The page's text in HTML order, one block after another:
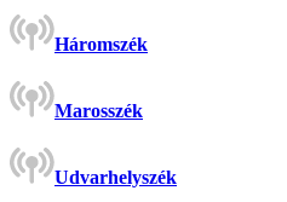
Háromszék
Marosszék
Udvarhelyszék